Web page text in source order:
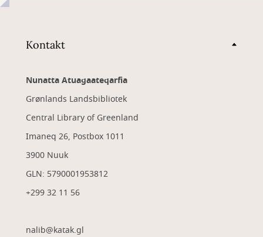
Kontakt
Nunatta Atuagaateqarfia
Grønlands Landsbibliotek
Central Library of Greenland
Imaneq 26, Postbox 1011
3900 Nuuk
GLN: 5790001953812
+299 32 11 56
nalib@katak.gl​